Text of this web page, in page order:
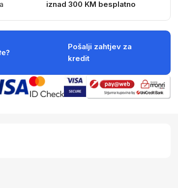
iznad 300 KM besplatno
Pošalji zahtjev za
kredit